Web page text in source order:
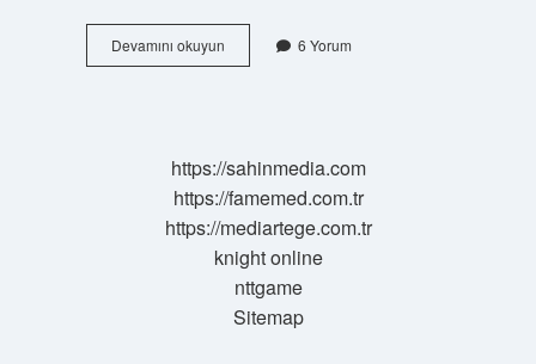
Devamını okuyunAkgünlük
Sakızı
6 Yorum
https://sahinmedia.com
https://famemed.com.tr
https://mediartege.com.tr
knight online
nttgame
Sitemap